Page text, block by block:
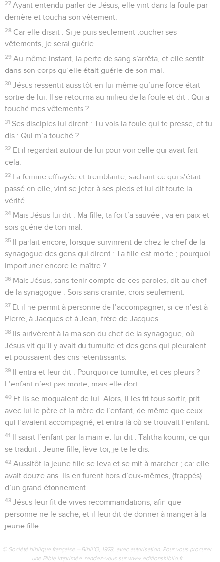
27 Ayant entendu parler de Jésus, elle vint dans la foule par
derrière et toucha son vêtement.
28 Car elle disait : Si je puis seulement toucher ses
vêtements, je serai guérie.
29 Au même instant, la perte de sang s’arrêta, et elle sentit
dans son corps qu’elle était guérie de son mal.
30 Jésus ressentit aussitôt en lui-même qu’une force était
sortie de lui. Il se retourna au milieu de la foule et dit : Qui a
touché mes vêtements ?
31 Ses disciples lui dirent : Tu vois la foule qui te presse, et tu
dis : Qui m’a touché ?
32 Et il regardait autour de lui pour voir celle qui avait fait
cela.
33 La femme effrayée et tremblante, sachant ce qui s’était
passé en elle, vint se jeter à ses pieds et lui dit toute la
vérité.
34 Mais Jésus lui dit : Ma fille, ta foi t’a sauvée ; va en paix et
sois guérie de ton mal.
35 Il parlait encore, lorsque survinrent de chez le chef de la
synagogue des gens qui dirent : Ta fille est morte ; pourquoi
importuner encore le maître ?
36 Mais Jésus, sans tenir compte de ces paroles, dit au chef
de la synagogue : Sois sans crainte, crois seulement.
37 Et il ne permit à personne de l’accompagner, si ce n’est à
Pierre, à Jacques et à Jean, frère de Jacques.
38 Ils arrivèrent à la maison du chef de la synagogue, où
Jésus vit qu’il y avait du tumulte et des gens qui pleuraient
et poussaient des cris retentissants.
39 Il entra et leur dit : Pourquoi ce tumulte, et ces pleurs ?
L’enfant n’est pas morte, mais elle dort.
40 Et ils se moquaient de lui. Alors, il les fit tous sortir, prit
avec lui le père et la mère de l’enfant, de même que ceux
qui l’avaient accompagné, et entra là où se trouvait l’enfant.
41 Il saisit l’enfant par la main et lui dit : Talitha koumi, ce qui
se traduit : Jeune fille, lève-toi, je te le dis.
42 Aussitôt la jeune fille se leva et se mit à marcher ; car elle
avait douze ans. Ils en furent hors d’eux-mêmes, (frappés)
d’un grand étonnement.
43 Jésus leur fit de vives recommandations, afin que
personne ne le sache, et il leur dit de donner à manger à la
jeune fille.
© Société biblique française – Bibli’O, 1978, avec autorisation. Pour vous procurer
une Bible imprimée, rendez-vous sur www.editionsbiblio.fr